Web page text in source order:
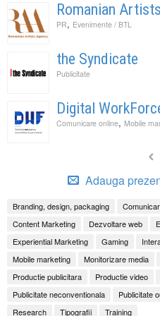
Romanian
PR, Evenimente / BTL
the Syndicate
Publicitate
Digital
Comunicare online, Mobile
Adauga
Branding, design, packaging
Content Marketing
Dezvoltare web
Experiential Marketing
Gaming
Mobile marketing
Monitorizare media
Productie publicitara
Productie video
Publicitate neconventionala
Publicitate
Research
Tipografii Training